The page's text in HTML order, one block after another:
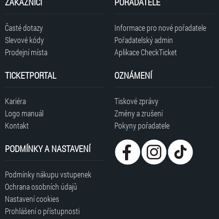
Časté dotazy
Slevové kódy
Prodejní místa
Informace pro nové pořadatele
Pořadatelský admin
Aplikace CheckTicket
TICKETPORTAL
Kariéra
Logo manuál
Kontakt
OZNÁMENÍ
Tiskové zprávy
Změny a zrušení
Pokyny pořadatele
PODMÍNKY A NASTAVENÍ
Podmínky nákupu vstupenek
Ochrana osobních údajů
Nastavení cookies
Prohlášení o přístupnosti